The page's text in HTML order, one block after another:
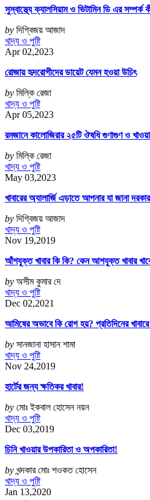
সুস্বাস্থ্যে ক্যালসিয়াম ও ভিটামিন ডি এর সম্পর্ক
by দিগ্বিজয় আজাদ
খাদ্য ও পুষ্টি
Apr 02,2023
রোজায় হৃদরোগীদের ডায়েট যেমন হওয়া উচিৎ
by মিল্কি রেজা
খাদ্য ও পুষ্টি
Apr 05,2023
রমজানে কালোজিরার ২৫টি ঔষধি গুণাগুণ ও
by মিল্কি রেজা
খাদ্য ও পুষ্টি
May 03,2023
খাবারের অ্যালার্জি এড়াতে আপনার যা জানা দরকার
by দিগ্বিজয় আজাদ
খাদ্য ও পুষ্টি
Nov 19,2019
আঁশযুক্ত খাবার কি কি? কেন আশযুক্ত খাবার
by অসীম কুমার দে
খাদ্য ও পুষ্টি
Dec 02,2021
আমিষের অভাবে কি রোগ হয়? প্রতিদিনের
by সানজানা হাসান শামা
খাদ্য ও পুষ্টি
Nov 24,2019
হার্টের জন্য ক্ষতিকর খাবার!
by মোঃ ইকবাল হোসেন নয়ন
খাদ্য ও পুষ্টি
Dec 03,2019
চিনি খাওয়ার উপকারিতা ও অপকারিতা!
by খন্দকার মোঃ শওকত হোসেন
খাদ্য ও পুষ্টি
Jan 13,2020